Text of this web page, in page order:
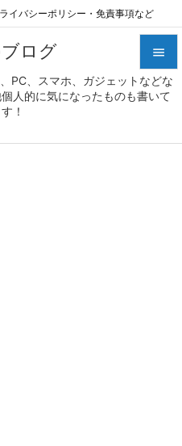
ログ
PC、スマホ、ガジェットなどな
人的に気になったものも書いて
！


メニュ
サイド
イバシーポリシー・免責事項など